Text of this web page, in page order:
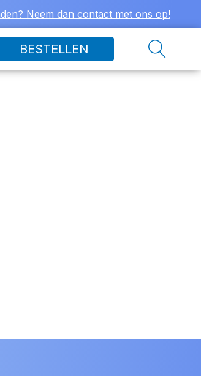
Neem dan contact met ons op!
BESTELLEN